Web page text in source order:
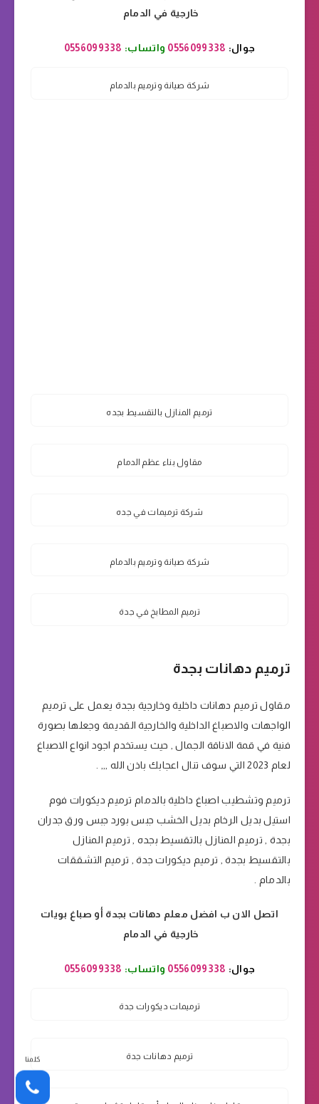
خارجية في الدمام
جوال: 0556099338 واتساب: 0556099338
شركة صيانة وترميم بالدمام
ترميم المنازل بالتقسيط بجده
مقاول بناء عظم الدمام
شركة ترميمات في جده
شركة صيانة وترميم بالدمام
ترميم المطابخ في جدة
ترميم دهانات بجدة
مقاول ترميم دهانات داخلية وخارجية بجدة يعمل على ترميم
الواجهات والاصباغ الداخلية والخارجية القديمة وجعلها بصورة
فنية في قمة الاناقة الجمال , حيث يستخدم اجود انواع الاصباغ
لعام 2023 التي سوف تنال اعجابك باذن الله ,,, .
ترميم وتشطيب اصباغ داخلية بالدمام ترميم ديكورات فوم
استيل بديل الرخام بديل الخشب جبس بورد جبس ورق جدران
بجدة , ترميم المنازل بالتقسيط بجده , ترميم المنازل
بالتقسيط بجدة , ترميم ديكورات جدة , ترميم التشققات
بالدمام .
اتصل الان ب افضل معلم دهانات بجدة أو صباغ بويات
خارجية في الدمام
جوال: 0556099338 واتساب: 0556099338
ترميمات ديكورات جدة
ترميم دهانات جدة كلمنا